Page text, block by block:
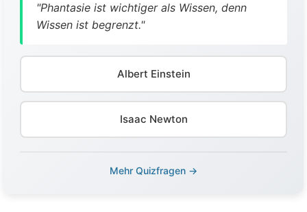
"Phantasie ist wichtiger als Wissen, denn
Wissen ist begrenzt."
Albert Einstein
Isaac Newton
Mehr Quizfragen →